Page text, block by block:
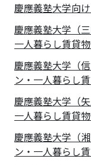
慶應義塾大学向
慶應義塾大学（
一人暮らし賃貸
慶應義塾大学（
ン・一人暮らし
慶應義塾大学（
一人暮らし賃貸
慶應義塾大学（
ン・一人暮らし